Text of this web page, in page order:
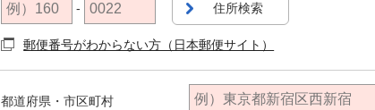
- 住所検索
郵便番号がわからない方（日本郵便サイト）
都道府県・市区町村